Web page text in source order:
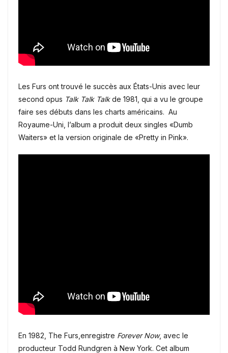
Les Furs ont trouvé le succès aux États-Unis avec leur
second opus Talk Talk Talkde 1981, qui a vu le groupe
faire ses débuts dans les charts américains. Au
Royaume-Uni, l’album a produit deux singles «Dumb
Waiters» et la version originale de «Pretty in Pink».
En 1982, The Furs,enregistre Forever Now, avec le
producteur Todd Rundgren à New York. Cet album